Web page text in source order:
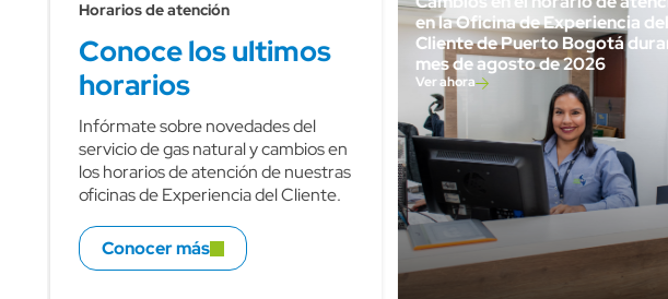
Horarios de atención
Conoce los ultimos
horarios
Infórmate sobre novedades del
servicio de gas natural y cambios en
los horarios de atención de nuestras
oficinas de Experiencia del Cliente.
Conocer más
en la Oficina de Experiencia del
Cliente de Puerto Bogotá
mes de agosto de 2026
Ver ahora